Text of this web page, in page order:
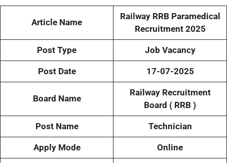
Article Name
Railway RRB Paramedical
Recruitment 2025
Post Type Job Vacancy
Post Date 17-07-2025
Board Name
Railway Recruitment
Board ( RRB )
Post Name Technician
Apply Mode Online